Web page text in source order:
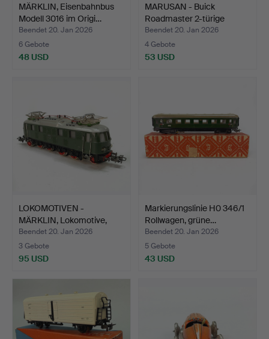
MÄRKLIN, Eisenbahnbus
Modell 3016 im Origi…
Beendet 20. Jan 2026
6 Gebote
48 USD
MARUSAN - Buick
Roadmaster 2-türige
Limous…
Beendet 20. Jan 2026
4 Gebote
53 USD
LOKOMOTIVEN -
MÄRKLIN, Lokomotive,
3024, E…
Beendet 20. Jan 2026
3 Gebote
95 USD
Markierungslinie H0 346/1
Rollwagen, grüne…
Beendet 20. Jan 2026
5 Gebote
43 USD